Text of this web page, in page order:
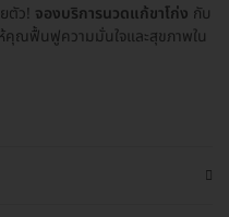
ตัว! จองบริการนวดแก้ขาโก่ง กับ
คุณฟื้นฟูความมั่นใจและสุขภาพใน